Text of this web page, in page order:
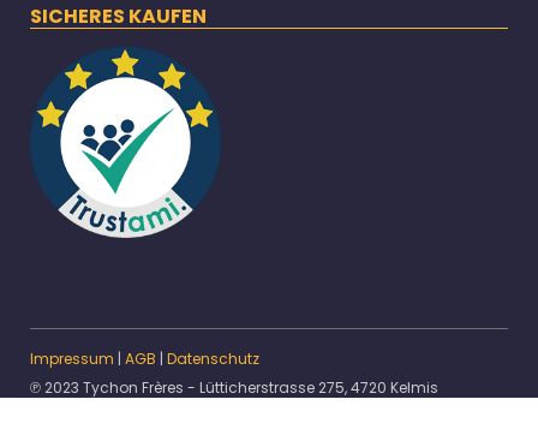
SICHERES KAUFEN
Impressum | AGB | Datenschutz
℗ 2023 Tychon Frères - Lütticherstrasse 275, 4720 Kelmis